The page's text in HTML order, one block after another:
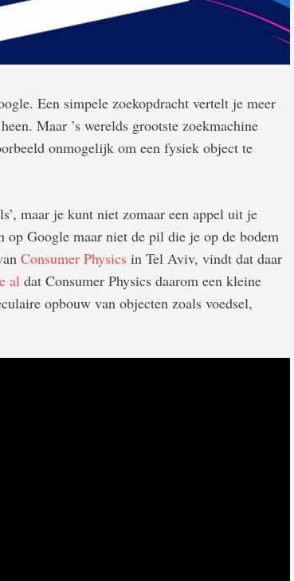
Een simpele zoekopdracht vertelt je meer
Maar ’s werelds grootste zoekmachine
onmogelijk om een fysiek object te
maar je kunt niet zomaar een appel uit je
op Google maar niet de pil die je op de bodem
Consumer Physics in Tel Aviv, vindt dat daar
al dat Consumer Physics daarom een kleine
opbouw van objecten zoals voedsel,